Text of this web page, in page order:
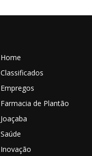
Home
Classificados
Empregos
Farmacia de Plantão
Joaçaba
Saúde
Inovação